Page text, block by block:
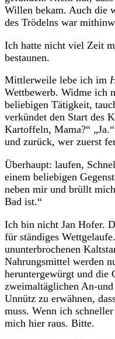
Willen bekam. Auch die
des Trödelns war
Ich hatte nicht viel Zeit
bestaunen.
Mittlerweile lebe ich im
Wettbewerb. Widme ich
beliebigen Tätigkeit,
verkündet den Start des
Kartoffeln, Mama?“
und zurück, wer zuerst
Überhaupt: laufen,
einem beliebigen
neben mir und brüllt
Bad ist.“
Ich bin nicht Jan Hofer.
für ständiges
ununterbrochenen
Nahrungsmittel werden
heruntergewürgt und die
zweimaltäglichen An-
Unnütz zu erwähnen,
muss. Wenn ich
mich hier raus. Bitte.